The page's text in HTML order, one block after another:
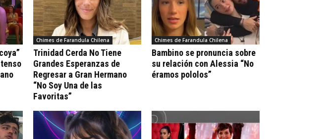
Chimes de Farandula Chilena
Trinidad Cerda No Tiene
Grandes Esperanzas de
Regresar a Gran Hermano
“No Soy Una de las
Favoritas”
Chimes de Farandula Chilena
Bambino se pronuncia sobre
su relación con Alessia “No
éramos pololos”